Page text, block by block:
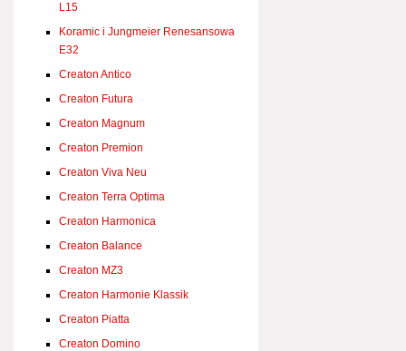
L15
Koramic i Jungmeier Renesansowa
E32
Creaton Antico
Creaton Futura
Creaton Magnum
Creaton Premion
Creaton Viva Neu
Creaton Terra Optima
Creaton Harmonica
Creaton Balance
Creaton MZ3
Creaton Harmonie Klassik
Creaton Piatta
Creaton Domino